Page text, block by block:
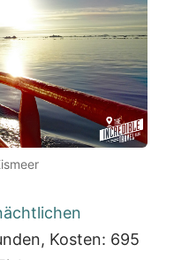
Kosten: 695